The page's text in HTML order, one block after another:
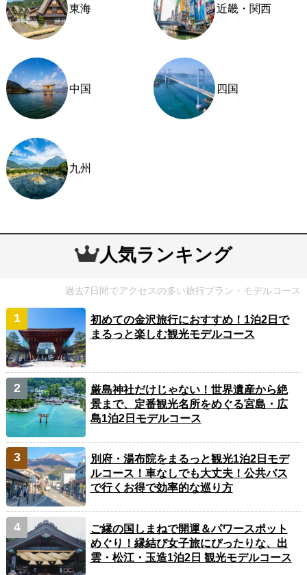
東海 近畿・関西
中国 四国
九州
人気ランキング
過去7日間でアクセスの多い旅行プラン・モデルコース
初めての金沢旅行におすすめ！1泊2日で
まるっと楽しむ観光モデルコース
厳島神社だけじゃない！世界遺産から絶
景まで、定番観光名所をめぐる宮島・広
島1泊2日モデルコース
別府・湯布院をまるっと観光1泊2日モデ
ルコース！車なしでも大丈夫！公共バス
で行くお得で効率的な巡り方
ご縁の国しまねで開運＆パワースポット
めぐり！縁結び女子旅にぴったりな、出
雲・松江・玉造1泊2日 観光モデルコース